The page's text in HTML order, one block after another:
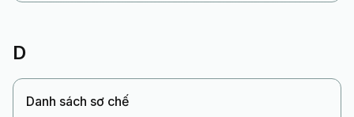
D
Danh sách sơ chế